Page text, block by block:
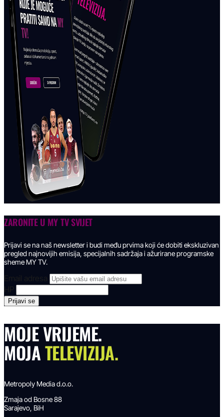
ZARONITE U MY TV SVIJET
Prijavi se na naš newsletter i budi među prvima koji će dobiti ekskluzivan
pregled najnovijih emisija, specijalnih sadržaja i ažurirane programske
sheme MY TV.
Email adresa
MOJE VRIJEME.
MOJATELEVIZIJA.
Metropoly Media d.o.o.
Zmaja od Bosne 88
Sarajevo, BiH